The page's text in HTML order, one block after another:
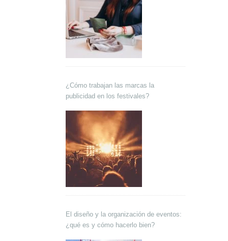
¿Cómo trabajan las marcas la
publicidad en los festivales?
El diseño y la organización de eventos:
¿qué es y cómo hacerlo bien?